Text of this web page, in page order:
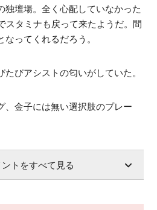
独壇場。全く心配していなかった
スタミナも戻って来たようだ。間
ってくれるだろう。
びアシストの匂いがしていた。
、金子には無い選択肢のプレー
トをすべて見る